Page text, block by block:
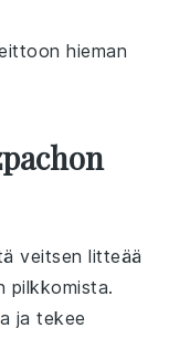
hieman
veitsen litteää
pilkkomista.
ja tekee